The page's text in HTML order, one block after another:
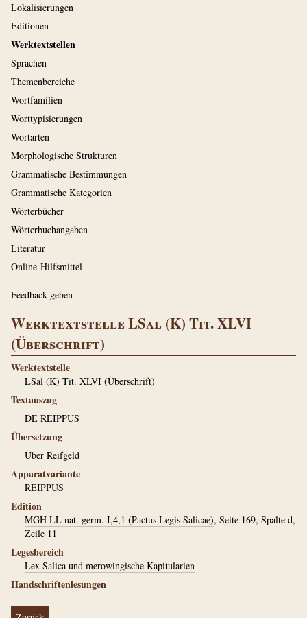
Lokalisierungen
Editionen
Werktextstellen
Sprachen
Themenbereiche
Wortfamilien
Worttypisierungen
Wortarten
Morphologische Strukturen
Grammatische Bestimmungen
Grammatische Kategorien
Wörterbücher
Wörterbuchangaben
Literatur
Online-Hilfsmittel
Feedback geben
Werktextstelle LSal (K) Tit. XLVI
(Überschrift)
Werktextstelle
LSal (K) Tit. XLVI (Überschrift)
Textauszug
DE REIPPUS
Übersetzung
Über Reifgeld
Apparatvariante
REIPPUS
Edition
MGH LL nat. germ. I,4,1 (Pactus Legis Salicae), Seite 169, Spalte d,
Zeile 11
Legesbereich
Lex Salica und merowingische Kapitularien
Handschriftenlesungen